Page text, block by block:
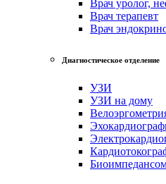
Врач уролог,
Врач терапевт
Врач
Диагностическое отделение
УЗИ
УЗИ на дому